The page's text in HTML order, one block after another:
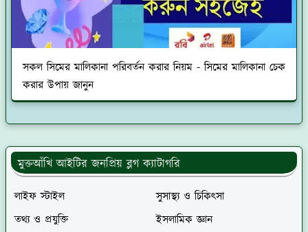
সকল সিমের মালিকানা পরিবর্তন করার নিয়ম - সিমের মালিকানা চেক
করার উপায় জানুন
মুক্তআঁখি আইটির জনপ্রিয় ব্লগ ক্যাটাগরি
লাইফ স্টাইল
সুসাস্থ্য ও চিকিৎসা
তথ্য ও প্রযুক্তি
ইসলামিক জ্ঞান